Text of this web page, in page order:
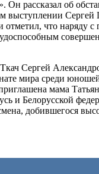
Он рассказал об
выступлении Сергей
что наряду с
Сергей
мира среди
мама
и Белорусской
добившегося